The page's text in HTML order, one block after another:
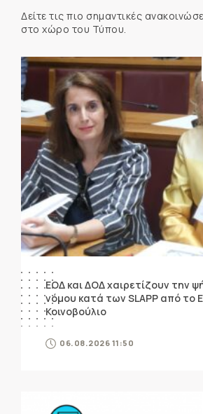
Δείτε τις πιο σημαντικές
στο χώρο του Τύπου.
ΕΟΔ και ΔΟΔ χαιρετίζουν την
νόμου κατά των SLAPP από το
Κοινοβούλιο
06.08.2026 11:50